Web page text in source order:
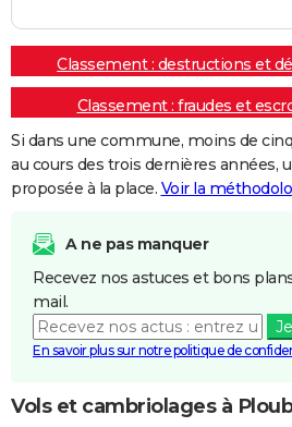
Classement : destructions et
Classement : fraudes et
Si dans une commune, moins de
au cours des trois dernières années,
proposée à la place. Voir la
A ne pas manquer
Recevez nos astuces et bons
mail.
En savoir plus sur notre politique de
Vols et cambriolages à